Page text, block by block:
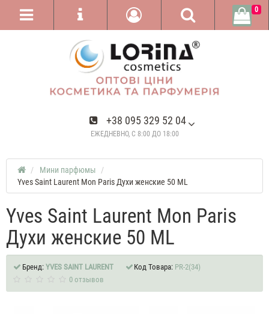
+38 095 329 52 04
ЕЖЕДНЕВНО, С 8:00 ДО 18:00
0
Мини парфюмы
Yves Saint Laurent Mon Paris Духи женские 50 ML
Yves Saint Laurent Mon Paris
Духи женские 50 ML
Бренд: YVES SAINT LAURENT Код Товара: PR-2(34)
0 отзывов